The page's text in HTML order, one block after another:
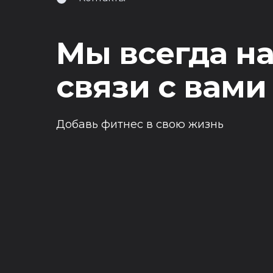
Мы всегда
связи с вами
Добавь фитнес в свою жизнь